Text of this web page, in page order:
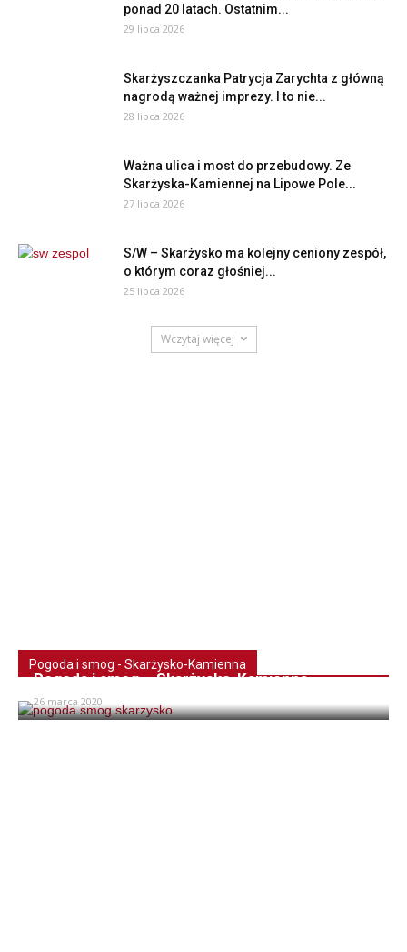
ponad 20 latach. Ostatnim...
29 lipca 2026
Skarżyszczanka Patrycja Zarychta z główną
nagrodą ważnej imprezy. I to nie...
28 lipca 2026
Ważna ulica i most do przebudowy. Ze
Skarżyska-Kamiennej na Lipowe Pole...
27 lipca 2026
S/W – Skarżysko ma kolejny ceniony zespół,
o którym coraz głośniej...
25 lipca 2026
Wczytaj więcej
Pogoda i smog - Skarżysko-Kamienna
Pogoda i smog – Skarżysko-Kamienna
26 marca 2020